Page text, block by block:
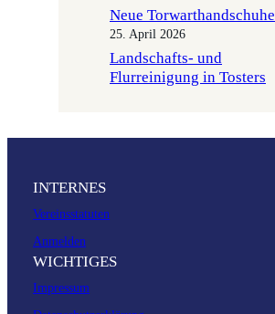
Neue Torwarthandschuhe
25. April 2026
Landschafts- und
Flurreinigung in Tosters
INTERNES
Vereinsstatuten
Anmelden
WICHTIGES
Impressum